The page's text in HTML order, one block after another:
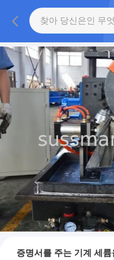
증명서를 주는 기계 세